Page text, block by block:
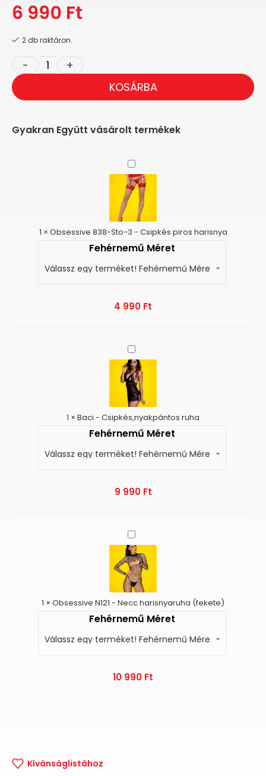
6 990 Ft
2 db raktáron.
KOSÁRBA
Gyakran Együtt vásárolt termékek
Obsessive
838-
Sto-
3
Csipkés
piros
harisnya
1 × Obsessive 838-Sto-3 - Csipkés piros harisnya
Fehérnemű Méret
4 990 Ft
Baci
-
Csipkés,nyakpántos
ruha
1 × Baci - Csipkés,nyakpántos ruha
Fehérnemű Méret
9 990 Ft
Obsessive
N121
-
Necc
harisnyaruha
(fekete)
1 × Obsessive N121 - Necc harisnyaruha (fekete)
Fehérnemű Méret
10 990 Ft
Kívánságlistához